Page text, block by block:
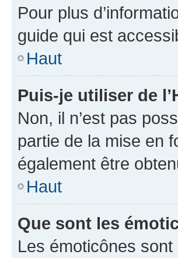
Pour plus
guide qui est
Haut
Puis-je utiliser de
Non, il n’est pas
partie de la mise en
également être
Haut
Que sont les
Les émoticônes